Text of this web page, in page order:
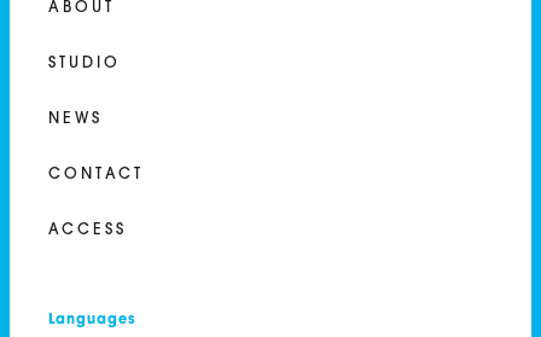
ABOUT
STUDIO
NEWS
CONTACT
ACCESS
Languages